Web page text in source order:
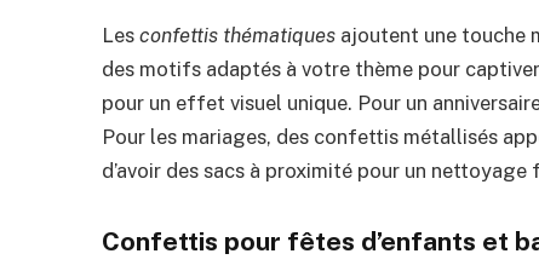
Lesconfettis thématiques ajoutent une touche
des motifs adaptés à votre thème pour
pour un effet visuel unique. Pour un
Pour les mariages, des confettis métallisés
d’avoir des sacs à proximité pour un
Confettis pour fêtes d’enfants et